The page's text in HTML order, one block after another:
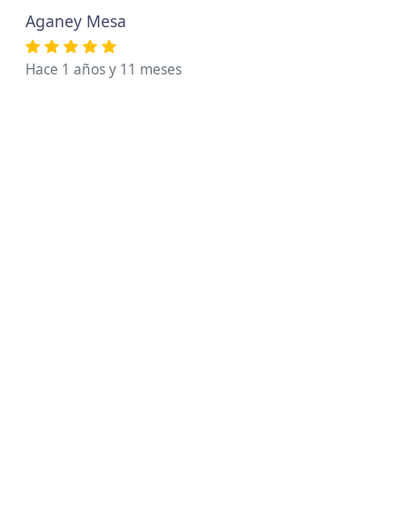
Aganey Mesa
Hace 1 años y 11 meses